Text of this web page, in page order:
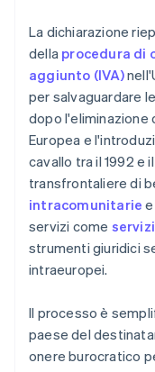
La dichiarazione
della procedura di
aggiunto (IVA)
per salvaguardare
dopo l'eliminazione
Europea e
cavallo tra il 1992 e
transfrontaliere di
intracomunitarie
servizi come
strumenti giuridici
intraeuropei.
Il processo è
paese del
onere burocratico